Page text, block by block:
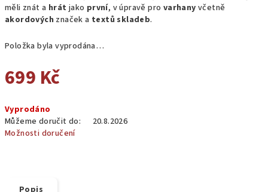
měli znát a hrát jako první, v úpravě pro varhany včetně
akordových značek a textů skladeb.
Položka byla vyprodána…
699 Kč
cena:
Vyprodáno
Můžeme doručit do:
20.8.2026
Možnosti doručení
Popis